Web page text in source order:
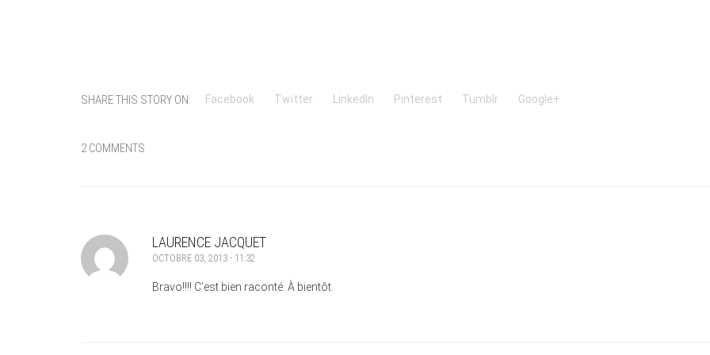
SHARE THIS STORY ON: Facebook Twitter LinkedIn Pinterest Tumblr Google+
2 COMMENTS
LAURENCE JACQUET
OCTOBRE 03, 2013 - 11:32
Bravo!!!! C’est bien raconté. À bientôt.